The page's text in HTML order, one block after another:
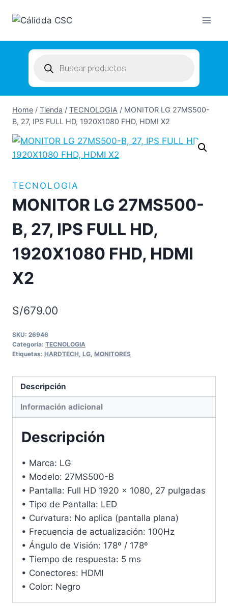
search
Home / Tienda / TECNOLOGIA / MONITOR LG 27MS500-
B, 27, IPS FULL HD, 1920X1080 FHD, HDMI X2
TECNOLOGIA
MONITOR LG 27MS500-
B, 27, IPS FULL HD,
1920X1080 FHD, HDMI
X2
S/679.00
SKU: 26946
Categoría: TECNOLOGIA
Etiquetas: HARDTECH LG MONITORES
Descripción
Información adicional
Descripción
• Marca: LG
• Modelo: 27MS500-B
• Pantalla: Full HD 1920 x 1080, 27 pulgadas
• Tipo de Pantalla: LED
• Curvatura: No aplica (pantalla plana)
• Frecuencia de actualización: 100Hz
• Ángulo de Visión: 178º / 178º
• Tiempo de respuesta: 5 ms
• Conectores: HDMI
• Color: Negro